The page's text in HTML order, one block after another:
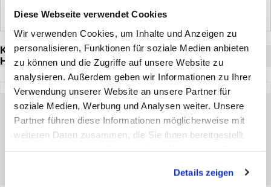
Diese Webseite verwendet Cookies
Wir verwenden Cookies, um Inhalte und Anzeigen zu
personalisieren, Funktionen für soziale Medien anbieten
zu können und die Zugriffe auf unsere Website zu
analysieren. Außerdem geben wir Informationen zu Ihrer
Verwendung unserer Website an unsere Partner für
soziale Medien, Werbung und Analysen weiter. Unsere
Partner führen diese Informationen möglicherweise mit
weiteren Daten zusammen, die Sie ihnen bereitgestellt
Cookies, wenn Sie unsere Webseite weiterhin nutzen.
Details zeigen
LAMY KUGELSCHREIBER GENERALI ROT UND SILBER
KUNDEN, DIE DIESEN ARTIKEL GEKAUFT HABEN,
HABEN AUCH FOLGENDE ARTIKEL GEKAUFT:
PLEXIGLAS LOGOSTÄNDER GENERALI
30,59*